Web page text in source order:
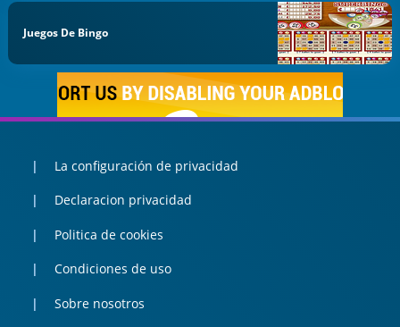
Juegos De Bingo
La configuración de privacidad
Declaracion privacidad
Politica de cookies
Condiciones de uso
Sobre nosotros